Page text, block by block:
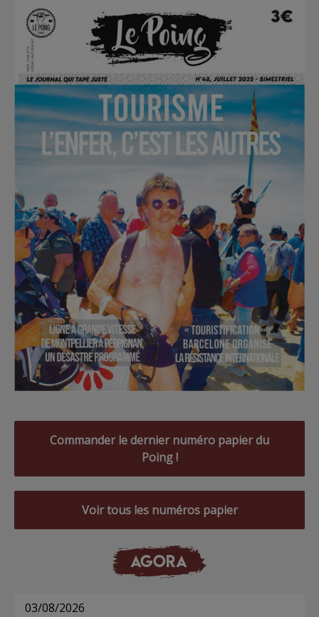
Commander le dernier numéro papier du
Poing !
Voir tous les numéros papier
AGORA
03/08/2026